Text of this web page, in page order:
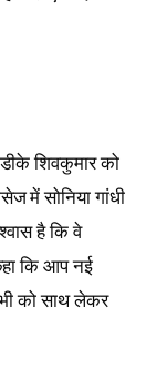
शिवकुमार को
में सोनिया गांधी
है कि वे
कि आप नई
को साथ लेकर